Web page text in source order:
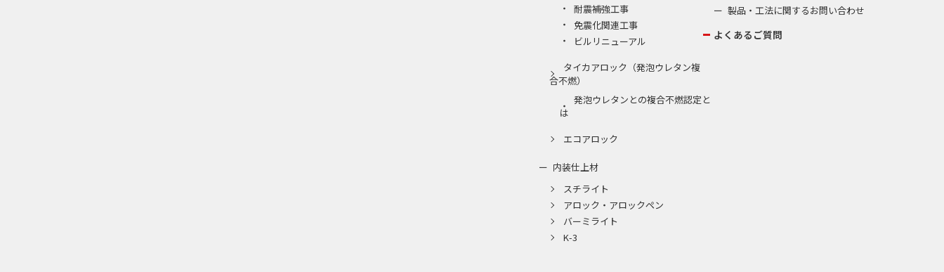
耐震補強工事
免震化関連工事
ビルリニューアル
タイカアロック（発泡ウレタン複
合不燃）
発泡ウレタンとの複合不燃認定と
は
エコアロック
内装仕上材
スチライト
アロック・アロックペン
バーミライト
K-3
製品・工法に関するお問い合わせ
よくあるご質問